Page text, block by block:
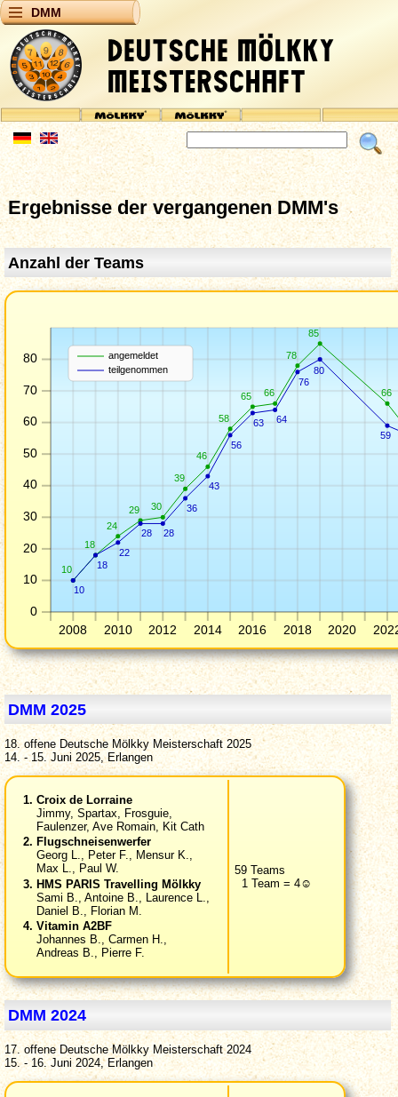
DMM
Ergebnisse der vergangenen DMM's
Anzahl der Teams
0
10
20
30
40
50
60
70
80
2008 2010 2012 2014 2016 2018 2020
10
18
24
29 30
39
46
58
65 66
78
85
66
10
18
22
28 28
36
43
56
63 64
76
80
59
angemeldet
teilgenommen
DMM 2025
18. offene Deutsche Mölkky Meisterschaft 2025
14. - 15. Juni 2025, Erlangen
Croix de Lorraine
Jimmy, Spartax, Frosguie,
Faulenzer, Ave Romain, Kit Cath
Flugschneisenwerfer
Georg L., Peter F., Mensur K.,
Max L., Paul W.
HMS PARIS Travelling Mölkky
Sami B., Antoine B., Laurence L.,
Daniel B., Florian M.
Vitamin A2BF
Johannes B., Carmen H.,
Andreas B., Pierre F.
59 Teams
1 Team = 4☺
DMM 2024
17. offene Deutsche Mölkky Meisterschaft 2024
15. - 16. Juni 2024, Erlangen